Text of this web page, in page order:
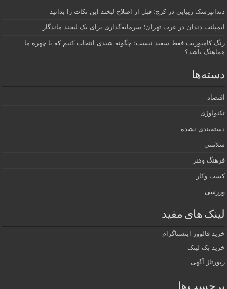
دندانپزشک زیبایی در کرج؛ قبل از اصلاح لبخند این نکات را بدانید
ایمپلنت دندان در غرب تهران؛ سرمایه‌گذاری برای یک لبخند ماندگار
رنگ کامپوزیت فقط سفید نیست؛ چگونه شیدی انتخاب کنیم که با چهره ما
هماهنگ باشد؟
دسته‌ها
اقتصاد
تکنولوژی
دسته‌بندی نشده
سلامتی
فرهنگ وهنر
کسب وکار
ورزشی
لینک های مفید
خرید فالوور اینستاگرام
خرید بک لینک
رپورتاژ آگهی